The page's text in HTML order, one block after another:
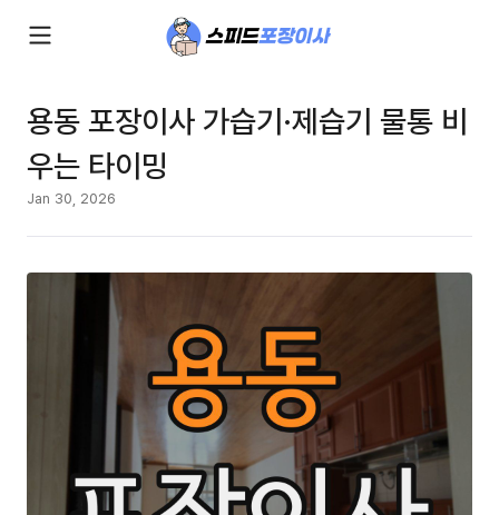
용동 포장이사 가습기·제습기 물통 비
우는 타이밍
Jan 30, 2026